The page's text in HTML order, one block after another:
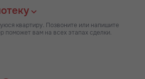
квартиру. Позвоните или напишите
поможет вам на всех этапах сделки.